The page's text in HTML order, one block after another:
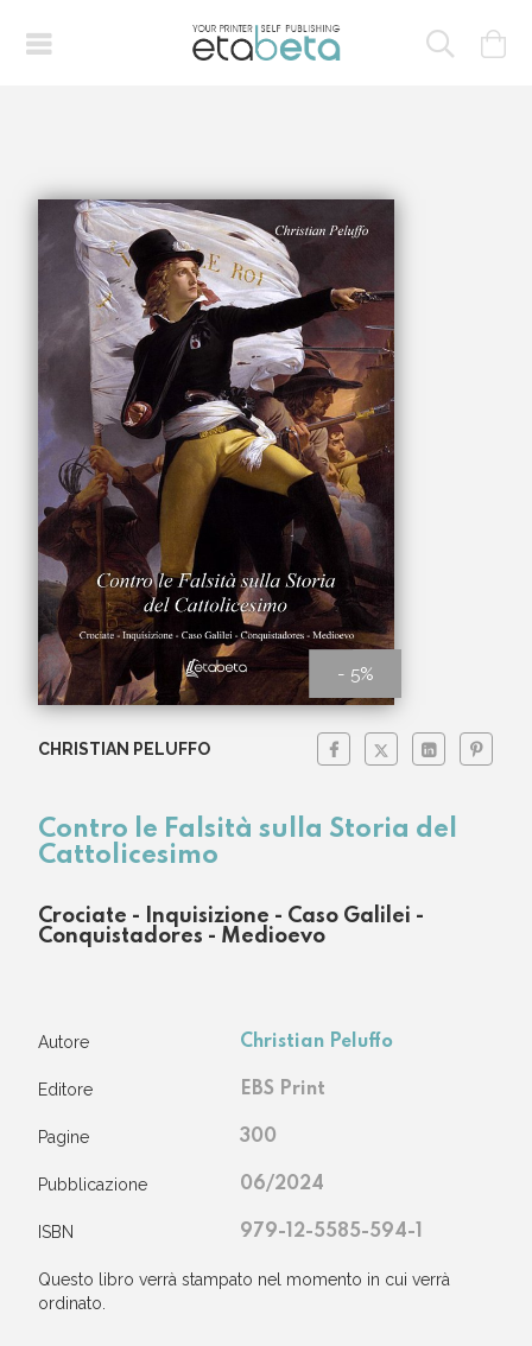
- 5%
CHRISTIAN PELUFFO
Contro le Falsità sulla Storia del
Cattolicesimo
Crociate - Inquisizione - Caso Galilei -
Conquistadores - Medioevo
Autore Christian Peluffo
Editore EBS Print
Pagine 300
Pubblicazione 06/2024
ISBN 979-12-5585-594-1
questo libro verrà stampato nel momento in cui verrà
ordinato.